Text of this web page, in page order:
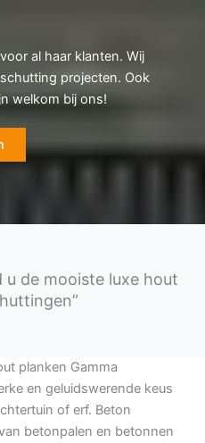
al haar klanten. Wij
projecten. Ook
welkom bij ons!
u de mooiste luxe hout
planken Gamma
en geluidswerende keus
of erf. Beton
betonpalen en betonnen